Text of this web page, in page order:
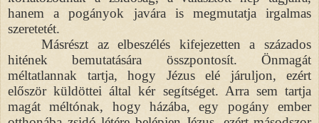
hanem a pogányok javára is megmutatja irgalmas
szeretetét.
Másrészt az elbeszélés kifejezetten a százados
hitének bemutatására összpontosít. Önmagát
méltatlannak tartja, hogy Jézus elé járuljon, ezért
először küldöttei által kér segítséget. Arra sem tartja
magát méltónak, hogy házába, egy pogány ember